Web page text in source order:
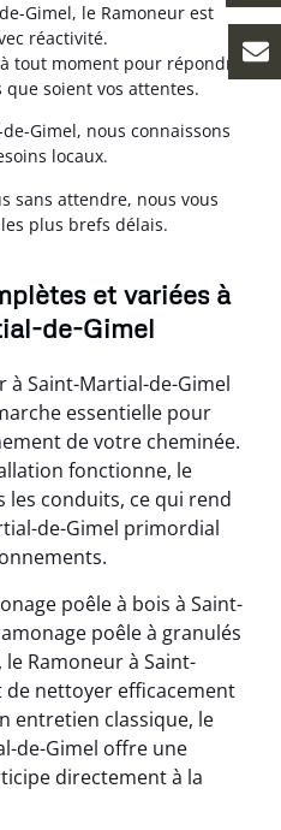
Gimel, le Ramoneur est
réactivité.
tout moment pour répondre
que soient vos attentes.
Gimel, nous connaissons
locaux.
sans attendre, nous vous
plus brefs délais.
et variées à
de-Gimel
à Saint-Martial-de-Gimel
essentielle pour
de votre cheminée.
fonctionne, le
les conduits, ce qui rend
de-Gimel primordial
poêle à bois à Saint-
poêle à granulés
Ramoneur à Saint-
nettoyer efficacement
entretien classique, le
de-Gimel offre une
directement à la